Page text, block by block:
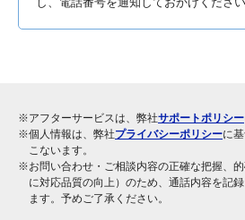
※アフターサービスは、弊社サポートポリシー
※個人情報は、弊社プライバシーポリシーに
こないます。
※お問い合わせ・ご相談内容の正確な把握、
に対応品質の向上）のため、通話内容を記
ます。予めご了承ください。